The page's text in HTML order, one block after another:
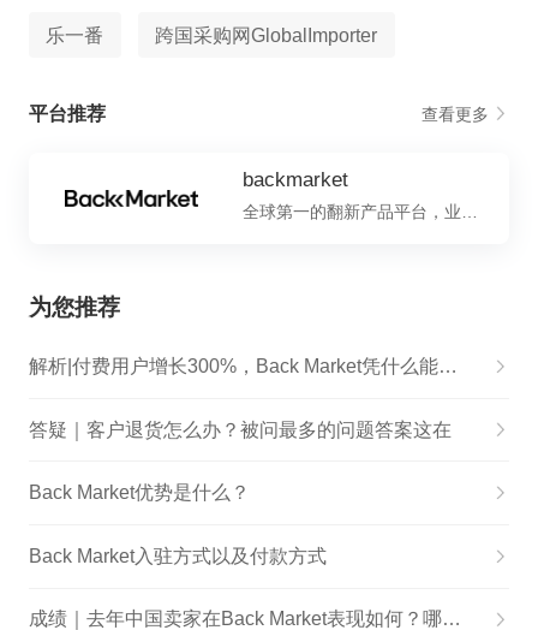
乐一番 跨国采购网GlobalImporter
平台推荐 查看更多
backmarket
全球第一的翻新产品平台，业务覆盖17个国家，流量高、利润高
为您推荐
解析|付费用户增长300%，Back Market凭什么能逆势增长？
答疑｜客户退货怎么办？被问最多的问题答案这在
Back Market优势是什么？
Back Market入驻方式以及付款方式
成绩｜去年中国卖家在Back Market表现如何？哪些品类更有销量？(内含真实数据)